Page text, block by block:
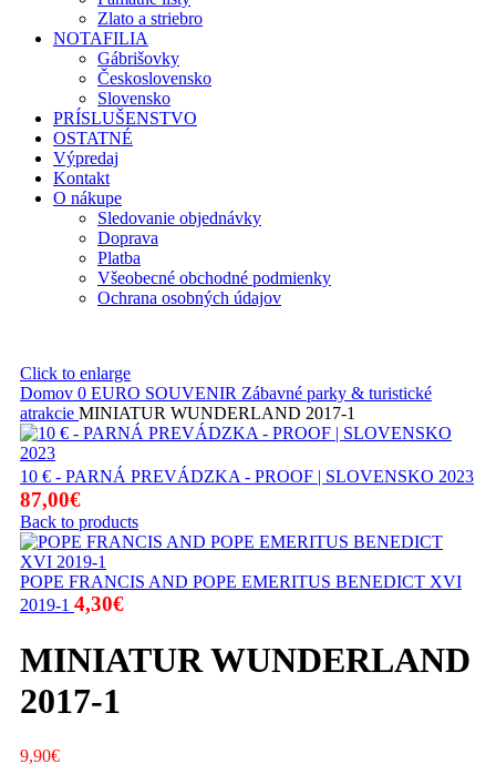
Zlato a striebro
NOTAFILIA
Gábrišovky
Československo
Slovensko
PRÍSLUŠENSTVO
OSTATNÉ
Výpredaj
Kontakt
O nákupe
Sledovanie objednávky
Doprava
Platba
Všeobecné obchodné podmienky
Ochrana osobných údajov
Click to enlarge
Domov 0 EURO SOUVENIR Zábavné parky & turistické
atrakcie MINIATUR WUNDERLAND 2017-1
10 € - PARNÁ PREVÁDZKA - PROOF | SLOVENSKO 2023
87,00€
Back to products
POPE FRANCIS AND POPE EMERITUS BENEDICT XVI
2019-1 4,30€
MINIATUR WUNDERLAND
2017-1
9,90€